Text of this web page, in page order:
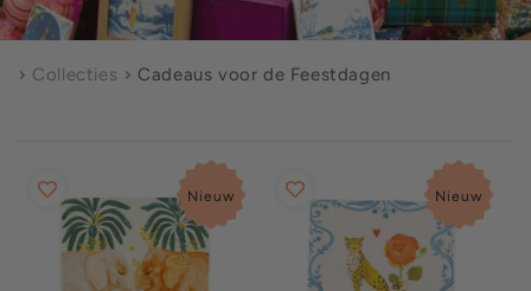
Collecties Cadeaus voor de Feestdagen
Nieuw Nieuw